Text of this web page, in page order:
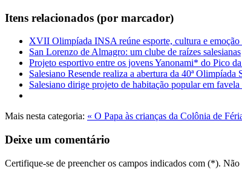
Itens relacionados (por marcador)
XVII Olimpíada INSA reúne esporte, cultura e emoção
San Lorenzo de Almagro: um clube de raízes salesianas
Projeto esportivo entre os jovens Yanonami* do Pico
Salesiano Resende realiza a abertura da 40ª Olimpíada
Salesiano dirige projeto de habitação popular em favela
Mais nesta categoria: « O Papa às crianças da Colônia de
Deixe um comentário
Certifique-se de preencher os campos indicados com (*).